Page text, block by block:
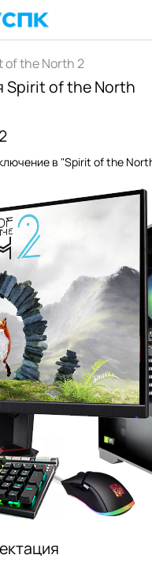
of the North 2
Spirit of the North
в "Spirit of the